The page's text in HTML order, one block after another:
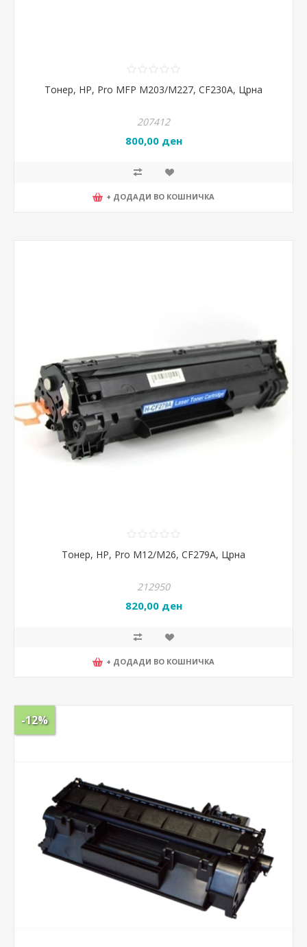
Тонер, HP, Pro MFP M203/M227, CF230A, Црна
207412
800,00 ден
+ ДОДАДИ ВО КОШНИЧКА
Тонер, HP, Pro M12/M26, CF279A, Црна
212950
820,00 ден
+ ДОДАДИ ВО КОШНИЧКА
-12%